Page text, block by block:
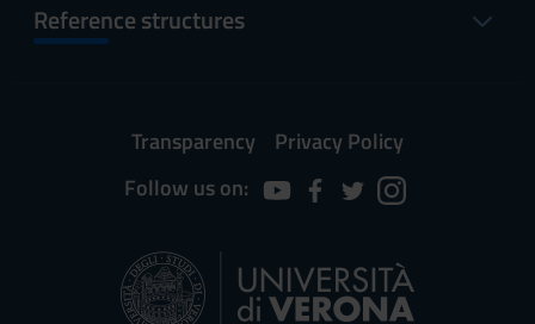
Reference structures
Transparency
Privacy Policy
Follow us on: